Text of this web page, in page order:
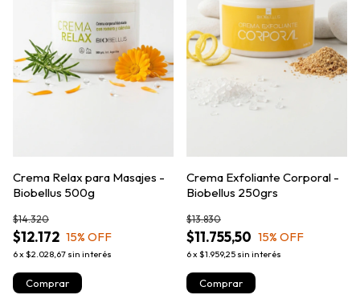
Crema Relax para Masajes -
Biobellus 500g
$12.172
$14.320
15% OFF
6x $2.028,67 sin interés
Crema Exfoliante Corporal -
Biobellus 250grs
$11.755,50
$13.830
15% OFF
6x $1.959,25 sin interés